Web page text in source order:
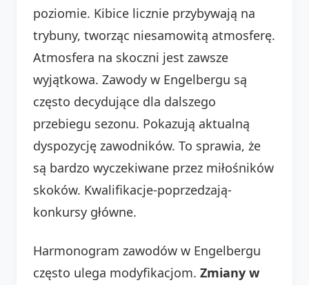
poziomie. Kibice licznie przybywają na
trybuny, tworząc niesamowitą atmosferę.
Atmosfera na skoczni jest zawsze
wyjątkowa. Zawody w Engelbergu są
często decydujące dla dalszego
przebiegu sezonu. Pokazują aktualną
dyspozycję zawodników. To sprawia, że
są bardzo wyczekiwane przez miłośników
skoków. Kwalifikacje-poprzedzają-
konkursy główne.
Harmonogram zawodów w Engelbergu
często ulega modyfikacjom. Zmiany w